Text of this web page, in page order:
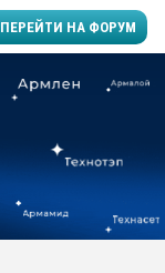
ПЕРЕЙТИ НА ФОРУМ
заводу пластмасс"